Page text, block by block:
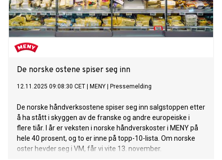
De norske ostene spiser seg inn
12.11.2025 09:08:30 CET MENY Pressemelding
De norske håndverksostene spiser seg inn salgstoppen etter
å ha stått i skyggen av de franske og andre europeiske i
flere tiår. I år er veksten i norske håndverskoster i MENY på
hele 40 prosent, og to er inne på topp-10-lista. Om norske
oster hevder seg i VM, får vi vite 13. november.